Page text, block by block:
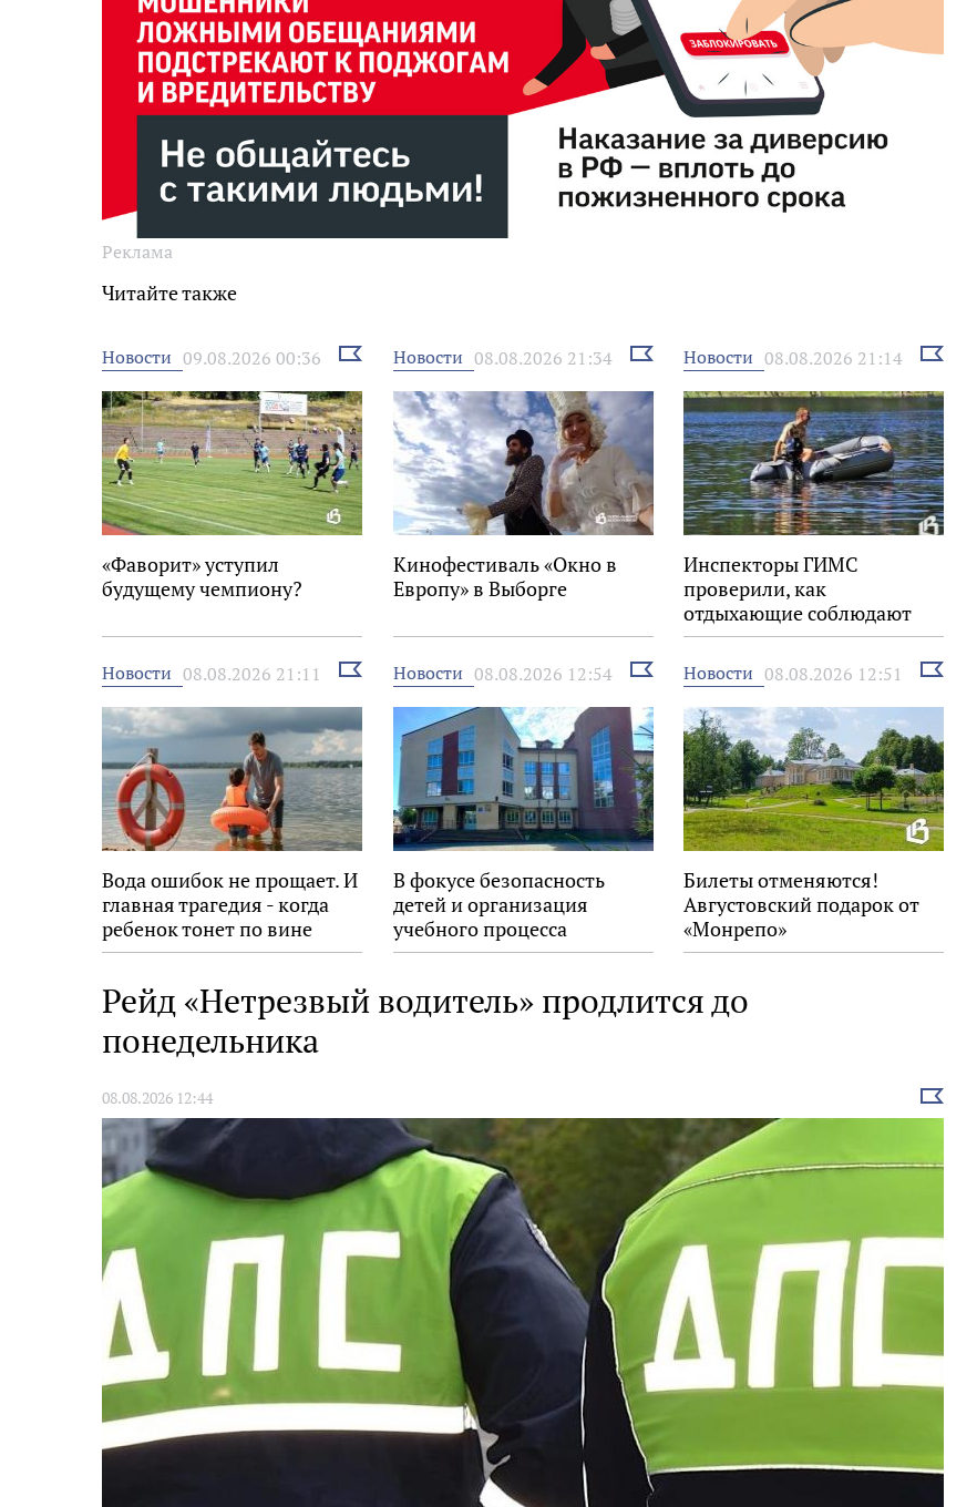
Реклама
Читайте также
Новости 09.08.2026 00:36
Выбрать
новость
«Фаворит» уступил
будущему чемпиону?
Новости 08.08.2026 21:34
Выбрать
новость
Кинофестиваль «Окно в
Европу» в Выборге
Новости 08.08.2026 21:14
Выбрать
Инспекторы ГИМС
проверили, как
отдыхающие соблюдают
правила на воде
Новости 08.08.2026 21:11
Выбрать
новость
Вода ошибок не прощает. И
главная трагедия - когда
ребенок тонет по вине
взрослых
Новости 08.08.2026 12:54
Выбрать
новость
В фокусе безопасность
детей и организация
учебного процесса
Новости 08.08.2026 12:51
Выбрать
Билеты отменяются!
Августовский подарок от
«Монрепо»
Рейд «Нетрезвый водитель» продлится до
понедельника
08.08.2026 12:44
Выбрать
новость